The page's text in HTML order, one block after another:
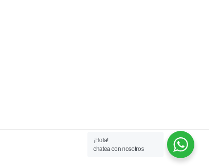
¡Hola!
chatea con nosotros